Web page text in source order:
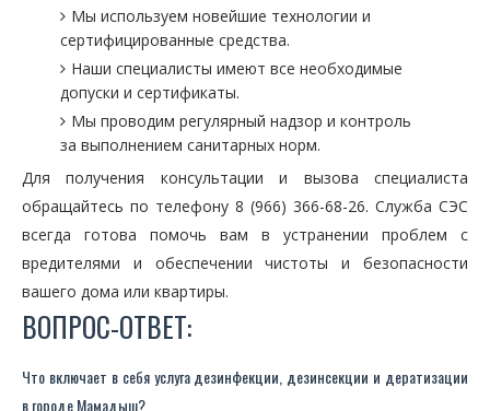
Мы используем новейшие технологии и
сертифицированные средства.
Наши специалисты имеют все необходимые
допуски и сертификаты.
Мы проводим регулярный надзор и контроль
за выполнением санитарных норм.
Для получения консультации и вызова специалиста
обращайтесь по телефону 8 (966) 366-68-26. Служба СЭС
всегда готова помочь вам в устранении проблем с
вредителями и обеспечении чистоты и безопасности
вашего дома или квартиры.
ВОПРОС-ОТВЕТ:
Что включает в себя услуга дезинфекции, дезинсекции и дератизации
в городе Мамадыш?